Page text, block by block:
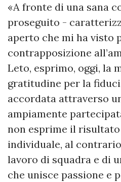
«A fronte di una sana
proseguito -
aperto che mi ha visto
contrapposizione
Leto, esprimo, oggi, la
gratitudine per la
accordata attraverso
ampiamente
non esprime il
individuale, al
lavoro di squadra e di
che unisce passione e